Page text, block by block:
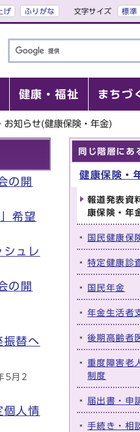
げ ふりがな 文字サイズ 標準
健康・福祉 まちづ
お知らせ(健康保険・年金)
の開
希望
シュレ
の開
振替へ
5月2
個人情
同じ階層にあ
健康保険・
報道発表資
康保険・年
国民健康保
特定健康診
国民年金
年金生活者
後期高齢者
重度障害老
制度
届出書・申
手続き・相